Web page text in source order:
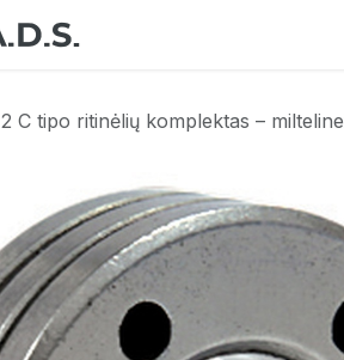
2 C tipo ritinėlių komplektas –